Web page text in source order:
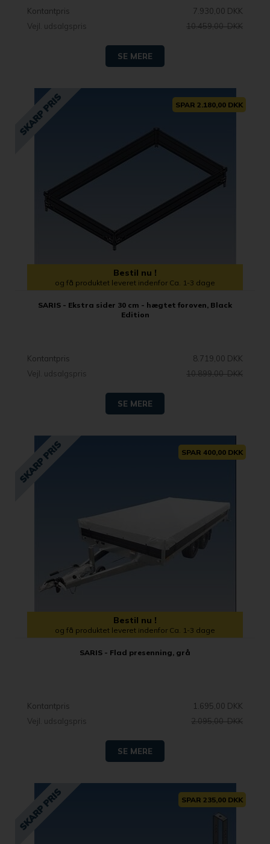
Kontantpris
7.930,00 DKK
Vejl. udsalgspris
10.459,00 DKK
SE MERE
SPAR 2.180,00 DKK
Bestil nu !
og få produktet leveret indenfor Ca. 1-3 dage
SARIS - Ekstra sider 30 cm - hægtet foroven, Black
Edition
Kontantpris
8.719,00 DKK
Vejl. udsalgspris
10.899,00 DKK
SE MERE
SPAR 400,00 DKK
Bestil nu !
og få produktet leveret indenfor Ca. 1-3 dage
SARIS - Flad presenning, grå
Kontantpris
1.695,00 DKK
Vejl. udsalgspris
2.095,00 DKK
SE MERE
SPAR 235,00 DKK